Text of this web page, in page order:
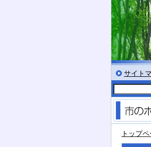
サイト
文字を標準サイズにする
文字を小さくする
標
トップ